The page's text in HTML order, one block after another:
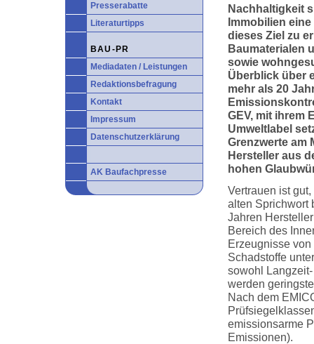
Presserabatte
Literaturtipps
BAU-PR
Mediadaten / Leistungen
Redaktionsbefragung
Kontakt
Impressum
Datenschutzerklärung
AK Baufachpresse
Nachhaltigkeit
Immobilien
dieses Ziel zu
Baumaterialen
sowie
Überblick über
mehr als 20
GEV, mit ihrem
Umweltlabel
Grenzwerte am
Hersteller aus
hohen
Vertrauen ist
alten Sprichwort
Jahren
Bereich des
Erzeugnisse
Schadstoffe
sowohl
werden
Nach dem
emissionsarme
Emissionen).